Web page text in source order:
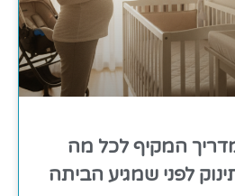
המקיף לכל מה
לפני שמגיע הביתה